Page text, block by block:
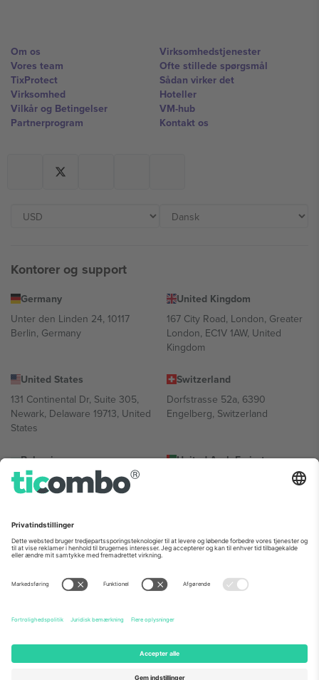
Om os
Vores team
TixProtect
Virksomhed
Vilkår og Betingelser
Partnerprogram
Virksomhedstjenester
Ofte stillede spørgsmål
Sådan virker det
Hoteller
VM-hub
Kontakt os
Kontorer og support
Germany
Unter den Linden 24, 10117
Berlin, Germany
United Kingdom
167 City Road, London, Greater
London, EC1V 1AW, United
Kingdom
United States
131 Continental Dr, Suite 305,
Newark, Delaware 19713, United
States
Switzerland
Dorfstrasse 52a, 6390
Engelberg, Switzerland
Bulgaria
Regus Sofia City West, bul
Totleben 53-55, 1606 Sofia,
United Arab Emirates
UAE Dubai Silicon Oasis, DDP
Mexico
Av Chapultepec 360, Roma
Norte, Cuauhtémoc, 06700
Ciudad de México, CDMX,
sted, begivenhed og/eller domæne. For detaljer se den specifikke
begivenhedsside, tryk og vilkår.,Virksomhed
Ticombo. Alle rettigheder forbeholdes.